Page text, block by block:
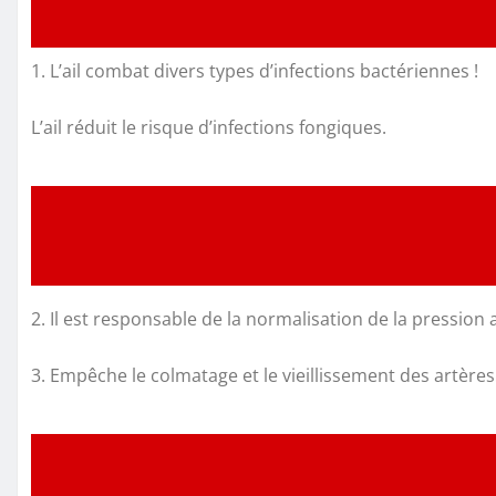
1. L’ail combat divers types d’infections bactériennes !
L’ail réduit le risque d’infections fongiques.
2. Il est responsable de la normalisation de la pression
3. Empêche le colmatage et le vieillissement des